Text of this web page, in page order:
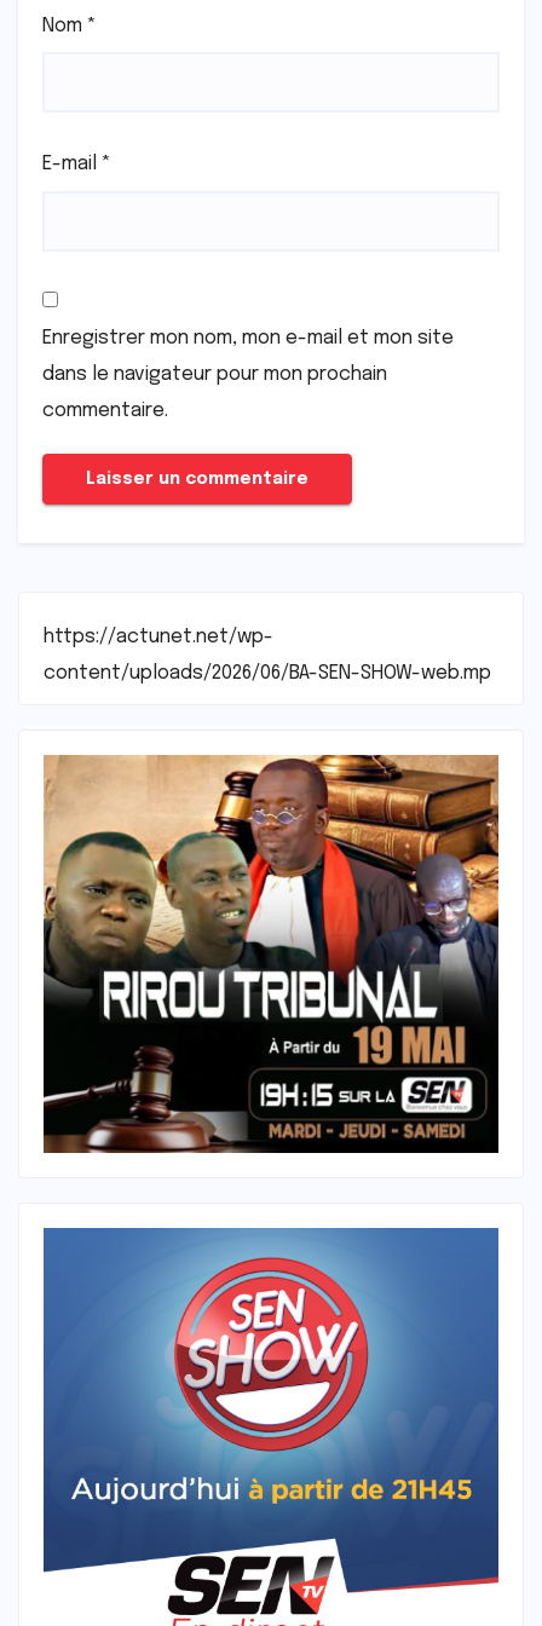
Nom *
E-mail *
Enregistrer mon nom, mon e-mail et mon site
dans le navigateur pour mon prochain
commentaire.
https://actunet.net/wp-
content/uploads/2026/06/BA-SEN-SHOW-web.mp